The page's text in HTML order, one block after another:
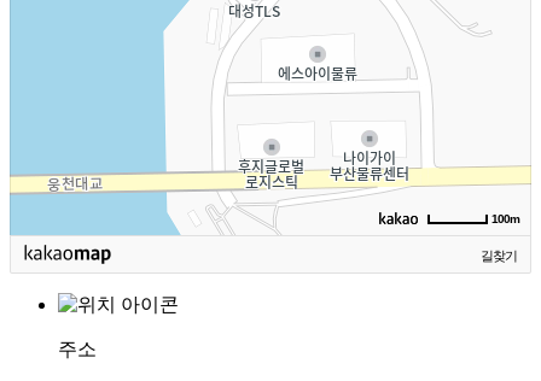
100m
길찾기
주소